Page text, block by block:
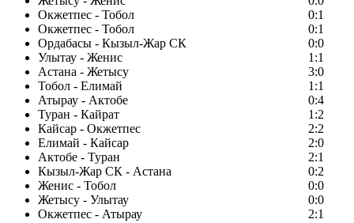
Окжетпес - Тобол
0:1
Окжетпес - Тобол
0:1
Ордабасы - Кызыл-Жар СК
0:0
Улытау - Женис
1:1
Астана - Жетысу
3:0
Тобол - Елимай
1:1
Атырау - Актобе
0:4
Туран - Кайрат
1:2
Кайсар - Окжетпес
2:2
Елимай - Кайсар
2:0
Актобе - Туран
2:1
Кызыл-Жар СК - Астана
0:2
Женис - Тобол
0:0
Жетысу - Улытау
0:0
Окжетпес - Атырау
2:1